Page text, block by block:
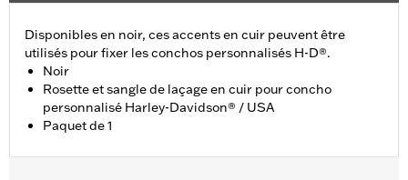
Disponibles en noir, ces accents en cuir peuvent être
utilisés pour fixer les conchos personnalisés H-D®.
Noir
Rosette et sangle de laçage en cuir pour concho
personnalisé Harley-Davidson® / USA
Paquet de 1